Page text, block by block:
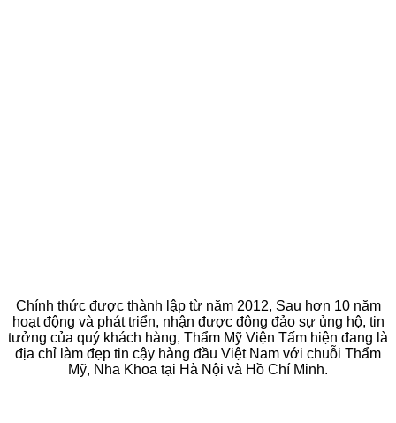
Chính thức được thành lập từ năm 2012, Sau hơn 10 năm
hoạt động và phát triển, nhận được đông đảo sự ủng hộ, tin
tưởng của quý khách hàng, Thẩm Mỹ Viện Tấm hiện đang là
địa chỉ làm đẹp tin cậy hàng đầu Việt Nam với chuỗi Thẩm
Mỹ, Nha Khoa tại Hà Nội và Hồ Chí Minh.